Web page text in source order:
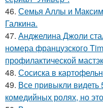
46. Семья Аллы и
Галкина.
47. Анджелина Джоли
номера французского
профилактической
48. Сосиска в
49. Все привыкли видеть
комедийных ролях, но